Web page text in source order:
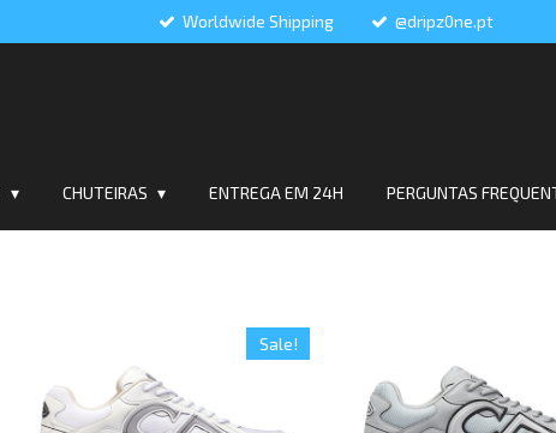
Worldwide Shipping @dripz0ne.pt
CHUTEIRAS ENTREGA EM 24H PERGUNTAS
Sale!